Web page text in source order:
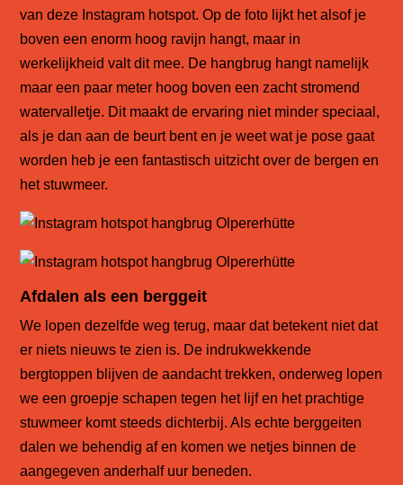
van deze Instagram hotspot. Op de foto lijkt het alsof je
boven een enorm hoog ravijn hangt, maar in
werkelijkheid valt dit mee. De hangbrug hangt namelijk
maar een paar meter hoog boven een zacht stromend
watervalletje. Dit maakt de ervaring niet minder speciaal,
als je dan aan de beurt bent en je weet wat je pose gaat
worden heb je een fantastisch uitzicht over de bergen en
het stuwmeer.
Afdalen als een berggeit
We lopen dezelfde weg terug, maar dat betekent niet dat
er niets nieuws te zien is. De indrukwekkende
bergtoppen blijven de aandacht trekken, onderweg lopen
we een groepje schapen tegen het lijf en het prachtige
stuwmeer komt steeds dichterbij. Als echte berggeiten
dalen we behendig af en komen we netjes binnen de
aangegeven anderhalf uur beneden.